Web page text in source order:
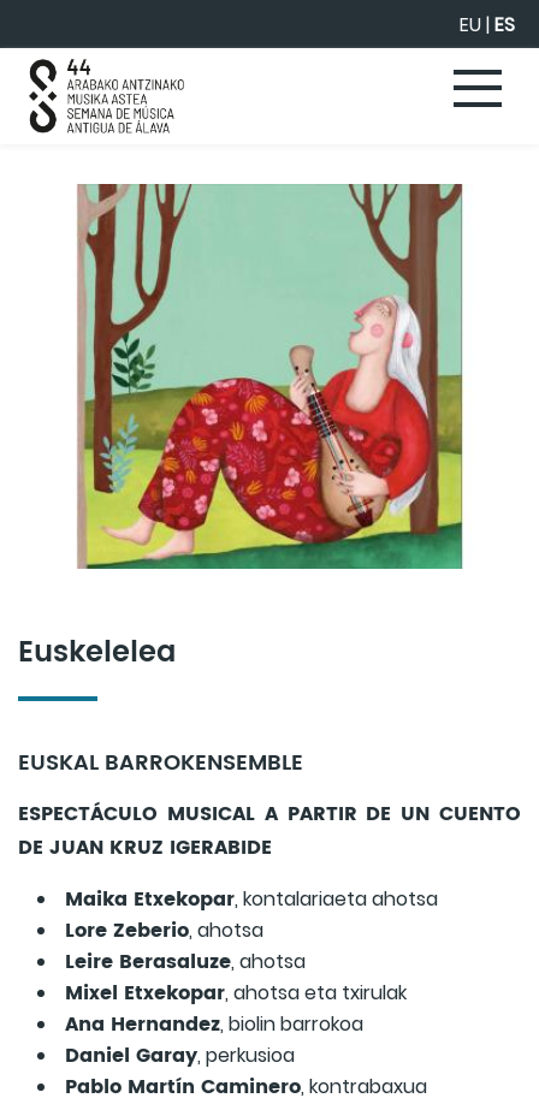
EU|ES
Euskelelea
EUSKAL BARROKENSEMBLE
ESPECTÁCULO MUSICAL A PARTIR DE UN CUENTO
DE JUAN KRUZ IGERABIDE
Maika Etxekopar, kontalariaeta ahotsa
Lore Zeberio, ahotsa
Leire Berasaluze, ahotsa
Mixel Etxekopar, ahotsa eta txirulak
Ana Hernandez, biolin barrokoa
Daniel Garay, perkusioa
Pablo Martín Caminero, kontrabaxua